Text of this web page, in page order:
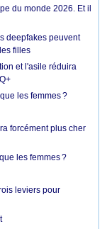
du monde 2026. Et il
deepfakes peuvent
filles
et l'asile réduira
les femmes ?
forcément plus cher
les femmes ?
leviers pour